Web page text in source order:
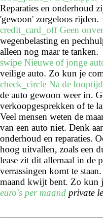
Reparaties en onderhoud
'gewoon' zorgeloos rijden.
credit_card_offGeen
wegenbelasting en
alleen nog maar te tanken.
swipe Nieuwe of jonge
veilige auto. Zo kun je
check_circle Na de
de auto gewoon weer in.
verkoopgesprekken of te
Veel mensen weten de
van een auto niet. Denk
onderhoud en reparaties.
hoog uitvallen, zoals een
lease zit dit allemaal in de
verrassingen komt te
maand kwijt bent. Zo kun
euro's per maand private